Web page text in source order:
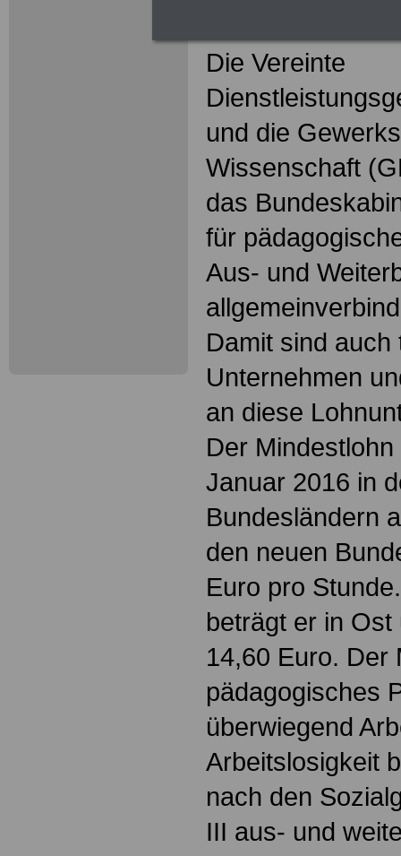
Die Vereinte
und die
Wissenschaft
das
für
Aus- und
Damit sind auch
Unternehmen
an diese
Der
Januar 2016 in
Bundesländern
den neuen
Euro pro
beträgt er in
14,60 Euro. Der
pädagogisches
überwiegend
Arbeitslosigkeit
nach den
III aus- und